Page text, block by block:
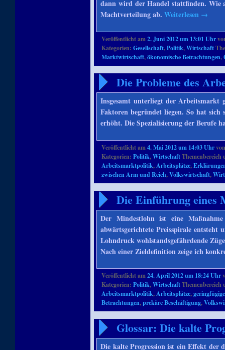
dann wird der Handel stattfinden. Wie
Machtverteilung ab.Weiterlesen →
Veröffentlicht am2. Juni 2012 um 13:01 Uhr
Kategorien:Gesellschaft,Politik,Wirtschaft
Marktwirtschaft,ökonomische Betrachtungen,
Die Probleme des
Insgesamt unterliegt der Arbeitsmarkt
Faktoren begründet liegen. So hat
erhöht. Die Spezialisierung der Berufe
Veröffentlicht am4. Mai 2012 um 14:03 Uhr
Kategorien:Politik,Wirtschaft
Arbeitsmarktpolitik,Arbeitsplätze,
zwischen Arm und Reich,Volkswirtschaft,
Die Einführung eines
Der Mindestlohn ist eine
abwärtsgerichtete Preisspirale
Lohndruck wohlstandsgefährdende
Nach einer Zieldefinition zeige ich
Veröffentlicht am24. April 2012 um 18:24 Uhr
Kategorien:Politik,Wirtschaft
Arbeitsmarktpolitik,Arbeitsplätze,
Betrachtungen,prekäre Beschäftigung,
Glossar: Die kalte
Die kalte Progression ist ein Effekt der